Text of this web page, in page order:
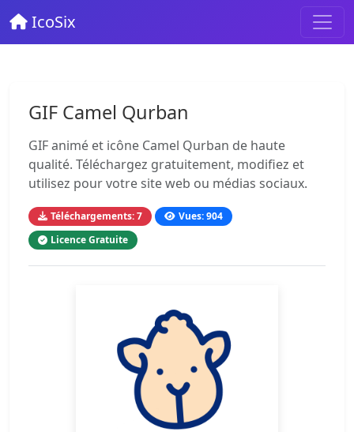
IcoSix
GIF Camel Qurban
GIF animé et icône Camel Qurban de haute
qualité. Téléchargez gratuitement, modifiez et
utilisez pour votre site web ou médias sociaux.
Téléchargements: 7
Vues: 904
Licence Gratuite